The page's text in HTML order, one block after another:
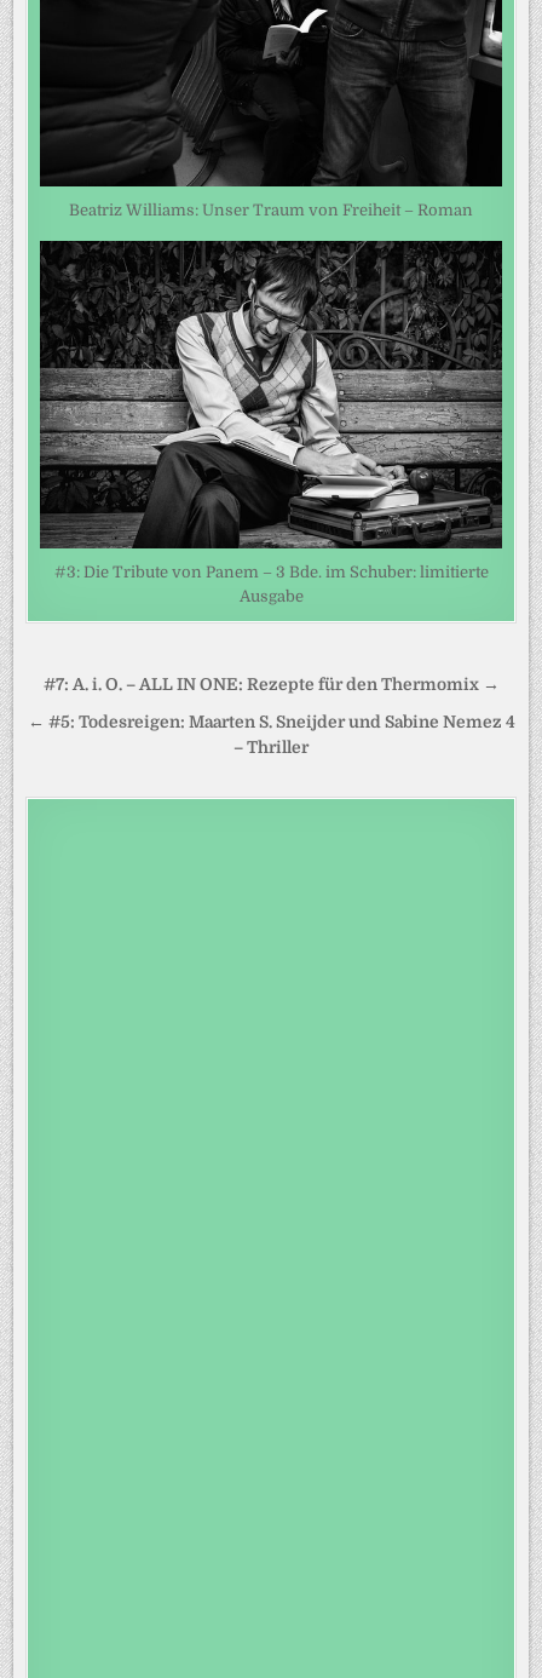
Beatriz Williams: Unser Traum von Freiheit – Roman
#3: Die Tribute von Panem – 3 Bde. im Schuber: limitierte
Ausgabe
Beitragsnavigation
#7: A. i. O. – ALL IN ONE: Rezepte für den Thermomix →
← #5: Todesreigen: Maarten S. Sneijder und Sabine Nemez 4
– Thriller